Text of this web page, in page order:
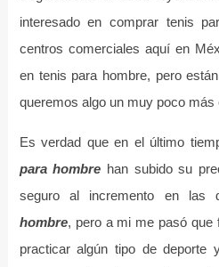
interesado en comprar tenis
centros comerciales aquí en
en tenis para hombre, pero
queremos algo un muy poco más
Es verdad que en el último
para hombre han subido su
seguro al incremento en las
hombre, pero a mi me pasó
practicar algún tipo de deporte